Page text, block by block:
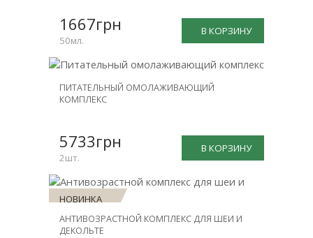
В КОРЗИНУ
1667грн
50мл.
НОВИНКА
-31%
ПИТАТЕЛЬНЫЙ ОМОЛАЖИВАЮЩИЙ
КОМПЛЕКС
В КОРЗИНУ
5733грн
2шт.
НОВИНКА
СКИДКА
АНТИВОЗРАСТНОЙ КОМПЛЕКС ДЛЯ ШЕИ И
ДЕКОЛЬТЕ